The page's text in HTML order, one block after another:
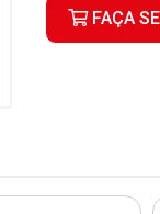
FAÇA